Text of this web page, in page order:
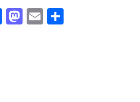
Facebook
Mastodon
Email